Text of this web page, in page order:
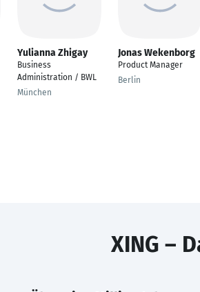
Yulianna Zhigay
Business
Administration / BWL
München
Jonas Wekenborg
Product Manager
Berlin
XING –